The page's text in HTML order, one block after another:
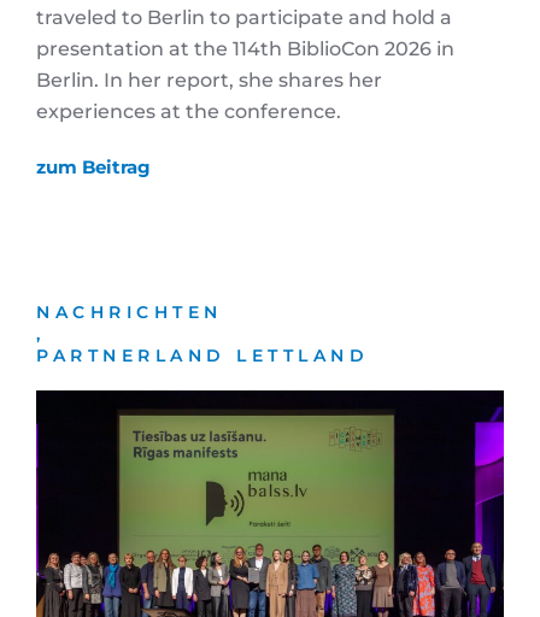
traveled to Berlin to participate and hold a
presentation at the 114th BiblioCon 2026 in
Berlin. In her report, she shares her
experiences at the conference.
zum Beitrag
NACHRICHTEN
,
PARTNERLAND LETTLAND